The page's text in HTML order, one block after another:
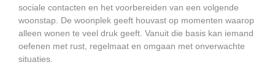
sociale contacten en het voorbereiden van een volgende
woonstap. De woonplek geeft houvast op momenten waarop
alleen wonen te veel druk geeft. Vanuit die basis kan iemand
oefenen met rust, regelmaat en omgaan met onverwachte
situaties.